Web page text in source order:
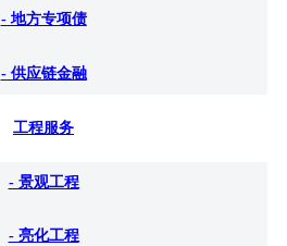
- 地方专项债
- 供应链金融
工程服务
- 景观工程
- 亮化工程